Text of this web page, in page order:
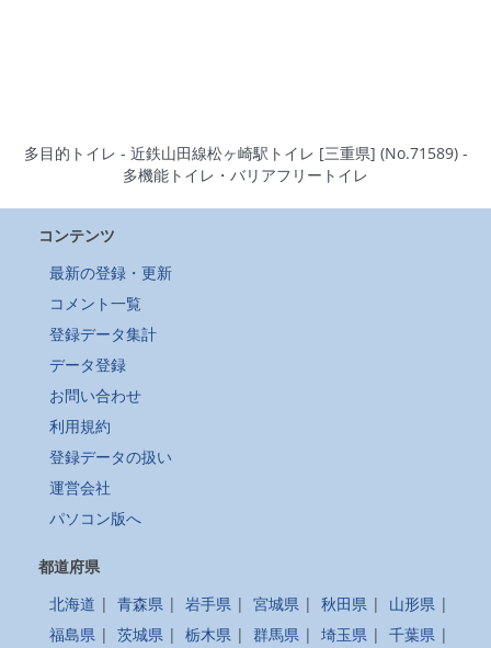
多目的トイレ - 近鉄山田線松ヶ崎駅トイレ [三重県] (No.71589) -
多機能トイレ・バリアフリートイレ
コンテンツ
最新の登録・更新
コメント一覧
登録データ集計
データ登録
お問い合わせ
利用規約
登録データの扱い
運営会社
パソコン版へ
都道府県
北海道 | 青森県 | 岩手県 | 宮城県 | 秋田県 | 山形県 |
福島県 | 茨城県 | 栃木県 | 群馬県 | 埼玉県 | 千葉県 |